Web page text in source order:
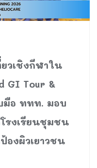
วเชิงกีฬาใน
GI Tour &
มือ ททท. มอบ
รงเรียนชุมชน
องผิวเยาวชน